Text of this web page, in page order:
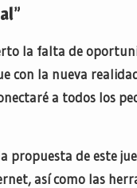
la falta de
con la nueva
a todos los
propuesta de este
así como las